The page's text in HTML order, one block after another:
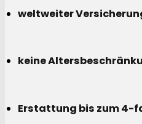
weltweiter
keine
Erstattung bis zum 4-